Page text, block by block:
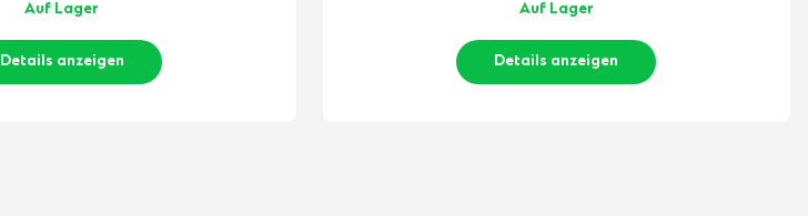
Auf Lager
Details anzeigen
Auf Lager
Details anzeigen